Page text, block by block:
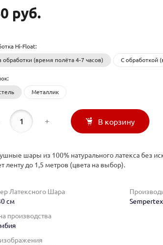
руб.
Hi-Float:
обработки (время полёта 4-7 часов) С обработкой
Металлик
+ В корзину
шары из 100% натурального латекса без
ленту до 1,5 метров (цвета на выбор).
Латексного Шара
см
Sempertex
производства